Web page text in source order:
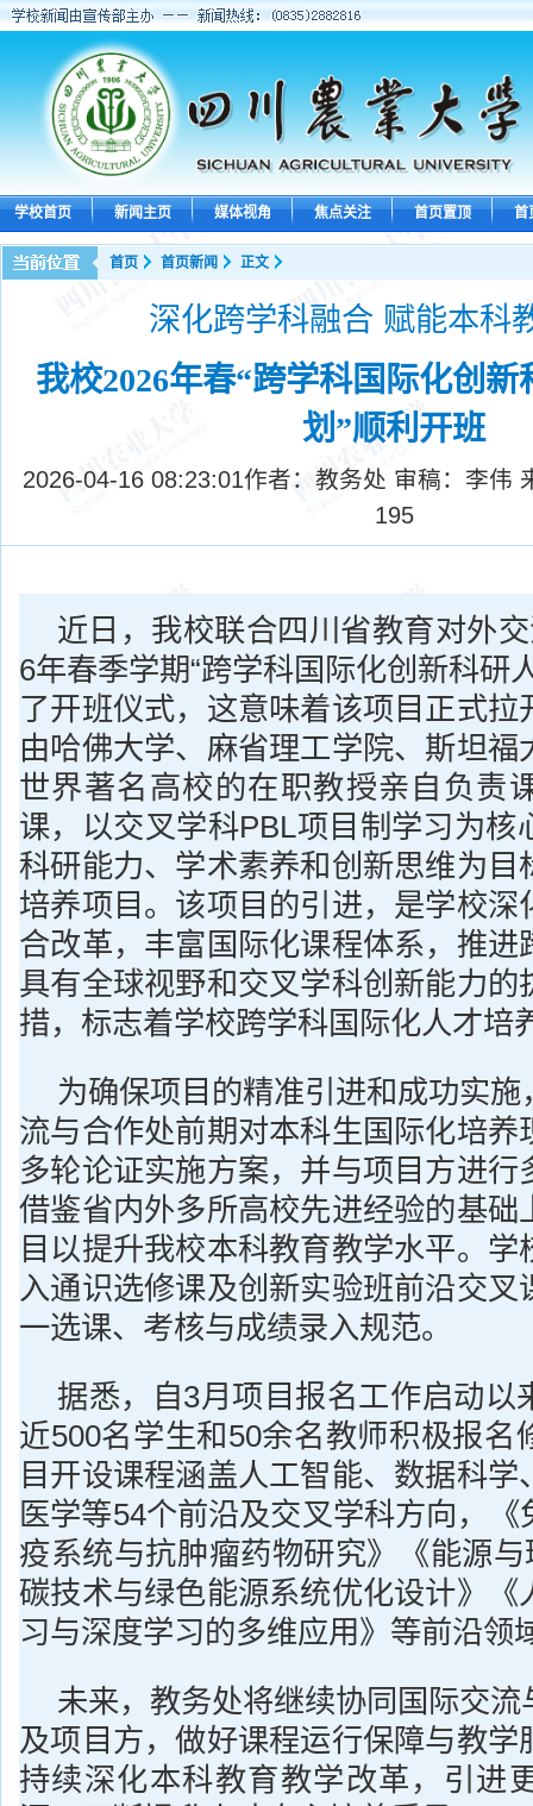
学校首页 新闻主页 媒体视角 焦点关注 首页置顶 首
首页 首页新闻 正文
深化跨学科融合 赋能本科
我校2026年春“跨学科国际化创
划”顺利开班
2026-04-16 08:23:01作者：教务处 审稿：李伟
195
近日，我校联合四川省教育对外
6年春季学期“跨学科国际化创新科研
了开班仪式，这意味着该项目正式拉
由哈佛大学、麻省理工学院、斯坦福
世界著名高校的在职教授亲自负责
课，以交叉学科PBL项目制学习为核
科研能力、学术素养和创新思维为目
培养项目。该项目的引进，是学校深
合改革，丰富国际化课程体系，推进
具有全球视野和交叉学科创新能力的
措，标志着学校跨学科国际化人才培
为确保项目的精准引进和成功实
流与合作处前期对本科生国际化培养
多轮论证实施方案，并与项目方进行
借鉴省内外多所高校先进经验的基础
目以提升我校本科教育教学水平。
入通识选修课及创新实验班前沿交叉
一选课、考核与成绩录入规范。
据悉，自3月项目报名工作启动以
近500名学生和50余名教师积极报名
目开设课程涵盖人工智能、数据科
医学等54个前沿及交叉学科方向，
疫系统与抗肿瘤药物研究》《能源与
碳技术与绿色能源系统优化设计》《
习与深度学习的多维应用》等前沿领
未来，教务处将继续协同国际交
及项目方，做好课程运行保障与教学
持续深化本科教育教学改革，引进